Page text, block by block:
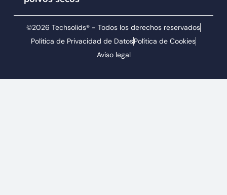
©2026 Techsolids® - Todos los derechos reservados
Política de Privacidad de DatosPolítica de Cookies
Aviso legal